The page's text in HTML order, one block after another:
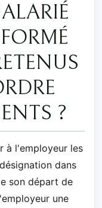
?
à l'employeur les
dans
son départ de
une